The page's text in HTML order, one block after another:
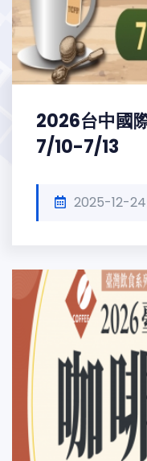
2026台中國
7/10-7/13
2025-12-24